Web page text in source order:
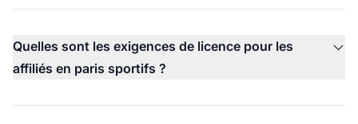
Quelles sont les exigences de licence pour les
affiliés en paris sportifs ?